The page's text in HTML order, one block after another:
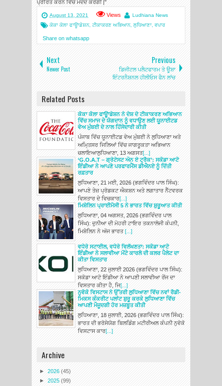
ਪ੍ਰੇਰਿਤ ਕਰਨ ਵਿੱਚ ਮਦਦ ਕਰੇਗੀ |"
August 13, 2021 Views
Ludhiana News
ਕੋਕਾ ਕੋਲਾ ਫਾਊਾਡੇਸ਼ਨ, ਟੀਕਾਕਰਣ ਅਭਿਆਨ, ਲੁਧਿਆਣਾ, ਵਪਾਰ
Share on whatsapp
Next
Newer Post
Previous
ਡਿਜੀਟਲ ਪਲੈਟਫਾਰਮ ਤੇ ਊਸ਼ਾ
ਇੰਟਰਨੈਸ਼ਨਲ ਹੀਲੀਓਸ ਫੈਨ ਲਾਂਚ
Related Posts
ਕੋਕਾ ਕੋਲਾ ਫਾਊਾਡੇਸ਼ਨ ਨੇ ਦੇਸ਼ ਦੇ ਟੀਕਾਕਰਣ ਅਭਿਆਨ
ਵਿੱਚ ਸਮਾਜ ਦੇ ਯੋਗਦਾਨ ਨੂੰ ਵਧਾਉਣ ਲਈ ਯੂਨਾਈਟਡ
ਵੇਅ ਮੁੰਬਈ ਦੇ ਨਾਲ ਹਿੱਸੇਦਾਰੀ ਕੀਤੀ
ਪੰਜਾਬ ਵਿੱਚ ਯੂਨਾਈਟਡ ਵੇਅ ਮੁੰਬਈ ਨੇ ਲੁਧਿਆਣਾ ਅਤੇ
ਅਮਿ੍ਤਸਰ ਜਿਲਿਆਂ ਵਿੱਚ ਜਾਗਰੂਕਤਾ ਅਭਿਆਨ
ਚਲਾਇਆਲੁਧਿਆਣਾ, 13 ਅਗਸਤ[...]
‘G.O.A.T – ਗ੍ਰੇਟੇਸਟ ਔਨ ਏ ਟ੍ਰੈਕ’: ਸਕੋਡਾ ਆਟੋ
ਇੰਡੀਆ ਨੇ ਆਪਣੇ ਪਰਫਾਰਮੈਂਸ ਡੀਐਨਏ ਨੂੰ ਦਿੱਤੀ
ਰਫ਼ਤਾਰ
ਲੁਧਿਆਣਾ, 21 ਮਈ, 2026 (ਭਗਵਿੰਦਰ ਪਾਲ ਸਿੰਘ):
ਆਪਣੇ ਤੇਜ਼ ਪ੍ਰੋਡਕਟ ਐਕਸ਼ਨ ਅਤੇ ਲਗਾਤਾਰ ਨੈੱਟਵਰਕ
ਵਿਸਤਾਰ ਦੇ ਵਿਚਕਾਰ[...]
ਮਿਸ਼ੇਲਿਨ ਪ੍ਰਾਈਮੈਸੀ 5 ਨੇ ਭਾਰਤ ਵਿੱਚ ਸ਼ੁਰੂਆਤ ਕੀਤੀ
ਲੁਧਿਆਣਾ, 04 ਅਗਸਤ, 2026 (ਭਗਵਿੰਦਰ ਪਾਲ
ਸਿੰਘ): ਦੁਨੀਆ ਦੀ ਮੋਹਰੀ ਟਾਇਰ ਤਕਨਾਲੋਜੀ ਕੰਪਨੀ,
ਮਿਸ਼ੇਲਿਨ ਨੇ ਅੱਜ ਭਾਰਤ [...]
ਵਧੇਰੇ ਸਟਾਈਲ, ਵਧੇਰੇ ਵਿਲੱਖਣਤਾ: ਸਕੋਡਾ ਆਟੋ
ਇੰਡੀਆ ਨੇ ਸਲਾਵੀਆ ਮੋਂਟੇ ਕਾਰਲੋ ਦੀ ਕਲਰ ਪੈਲੇਟ ਦਾ
ਕੀਤਾ ਵਿਸਤਾਰ
ਲੁਧਿਆਣਾ, 22 ਜੁਲਾਈ 2026 (ਭਗਵਿੰਦਰ ਪਾਲ ਸਿੰਘ):
ਸਕੋਡਾ ਆਟੋ ਇੰਡੀਆ ਨੇ ਆਪਣੀ ਸਲਾਵੀਆ ਰੇਂਜ ਦਾ
ਵਿਸਤਾਰ ਕੀਤਾ ਹੈ, ਜਿ[...]
ਨੁਵੋਕੋ ਵਿਸਟਾਸ ਨੇ ਉੱਤਰੀ ਲੁਧਿਆਣਾ ਵਿੱਚ ਨਵਾਂ ਰੈਡੀ-
ਮਿਕਸ ਕੰਕਰੀਟ ਪਲਾਂਟ ਸ਼ੁਰੂ ਕਰਕੇ ਲੁਧਿਆਣਾ ਵਿੱਚ
ਆਪਣੀ ਮੌਜੂਦਗੀ ਹੋਰ ਮਜ਼ਬੂਤ ਕੀਤੀ
ਲੁਧਿਆਣਾ, 18 ਜੁਲਾਈ, 2026 (ਭਗਵਿੰਦਰ ਪਾਲ ਸਿੰਘ):
ਭਾਰਤ ਦੀ ਭਰੋਸੇਯੋਗ ਬਿਲਡਿੰਗ ਮਟੀਰੀਅਲ ਕੰਪਨੀ ਨੁਵੋਕੋ
ਵਿਸਟਾਸ ਕਾਰ[...]
Archive
► 2026 (45)
► 2025 (99)